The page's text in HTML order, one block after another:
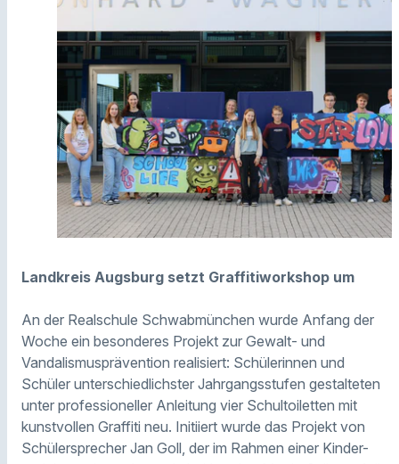
Landkreis Augsburg setzt Graffitiworkshop um
An der Realschule Schwabmünchen wurde Anfang der
Woche ein besonderes Projekt zur Gewalt- und
Vandalismusprävention realisiert: Schülerinnen und
Schüler unterschiedlichster Jahrgangsstufen gestalteten
unter professioneller Anleitung vier Schultoiletten mit
kunstvollen Graffiti neu. Initiiert wurde das Projekt von
Schülersprecher Jan Goll, der im Rahmen einer Kinder-